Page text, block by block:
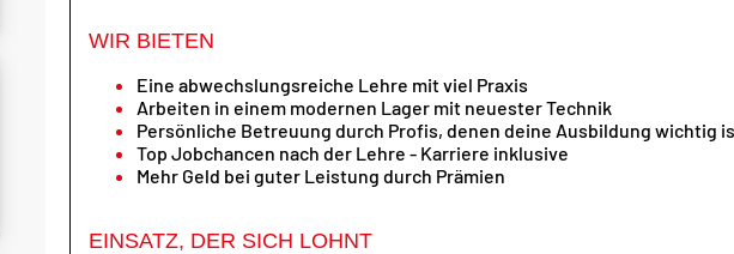
WIR BIETEN
Eine abwechslungsreiche Lehre mit viel Praxis
Arbeiten in einem modernen Lager mit neuester Technik
Persönliche Betreuung durch Profis, denen deine Ausbildung wichtig
Top Jobchancen nach der Lehre - Karriere inklusive
Mehr Geld bei guter Leistung durch Prämien
EINSATZ, DER SICH LOHNT